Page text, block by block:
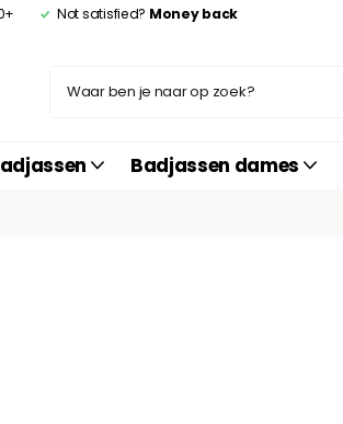
Not satisfied? Money back
Badjassen dames